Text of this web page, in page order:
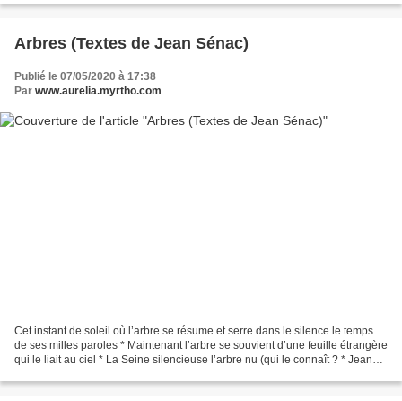
Arbres (Textes de Jean Sénac)
Publié le 07/05/2020 à 17:38
Par www.aurelia.myrtho.com
Cet instant de soleil où l’arbre se résume et serre dans le silence le temps
de ses milles paroles * Maintenant l’arbre se souvient d’une feuille étrangère
qui le liait au ciel * La Seine silencieuse l’arbre nu (qui le connaît ? * Jean